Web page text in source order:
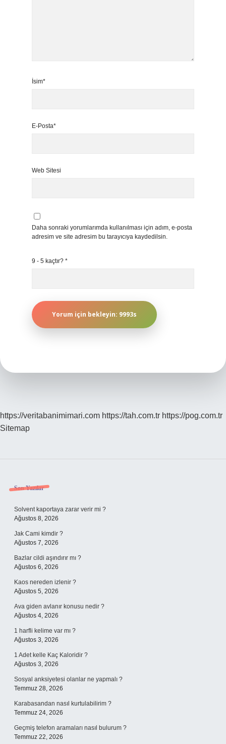
İsim*
E-Posta*
Web Sitesi
Daha sonraki yorumlarımda kullanılması için adım, e-posta
adresim ve site adresim bu tarayıcıya kaydedilsin.
9 - 5 kaçtır? *
https://veritabanimimari.com https://tah.com.tr https://pog.com.tr
Sitemap
Sidebar
Son Yazılar
Solvent kaportaya zarar verir mi ?
Ağustos 8, 2026
Jak Cami kimdir ?
Ağustos 7, 2026
Bazlar cildi aşındırır mı ?
Ağustos 6, 2026
Kaos nereden izlenir ?
Ağustos 5, 2026
Ava giden avlanır konusu nedir ?
Ağustos 4, 2026
1 harfli kelime var mı ?
Ağustos 3, 2026
1 Adet kelle Kaç Kaloridir ?
Ağustos 3, 2026
Sosyal anksiyetesi olanlar ne yapmalı ?
Temmuz 28, 2026
Karabasandan nasıl kurtulabilirim ?
Temmuz 24, 2026
Geçmiş telefon aramaları nasıl bulurum ?
Temmuz 22, 2026